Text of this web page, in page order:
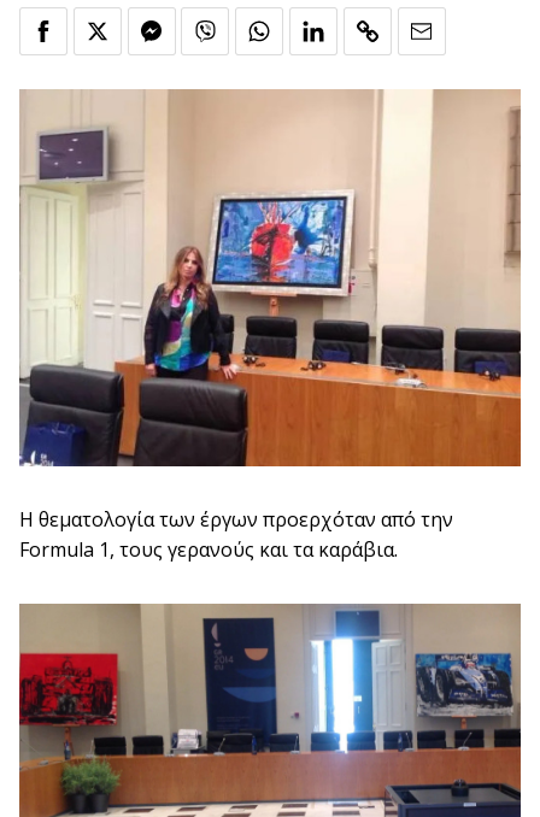
Η θεματολογία των έργων προερχόταν από την
Formula 1, τους γερανούς και τα καράβια.